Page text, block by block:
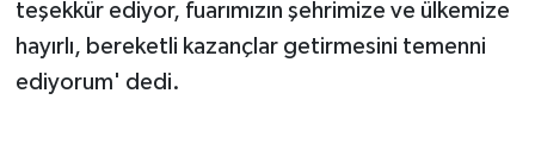
teşekkür ediyor, fuarımızın şehrimize ve ülkemize
hayırlı, bereketli kazançlar getirmesini temenni
ediyorum' dedi.